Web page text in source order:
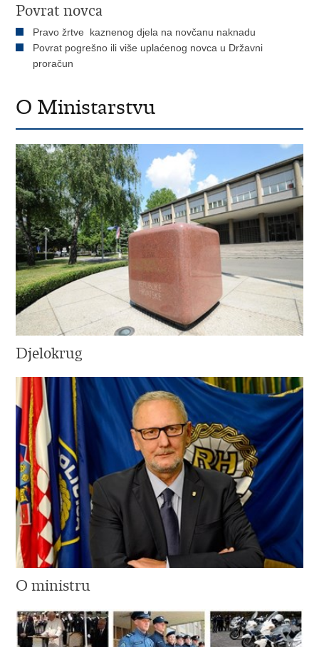
Povrat novca
Pravo žrtve kaznenog djela na novčanu naknadu
Povrat pogrešno ili više uplaćenog novca u Državni
proračun
O Ministarstvu
Djelokrug
O ministru